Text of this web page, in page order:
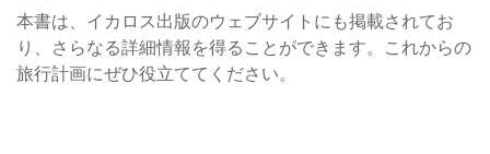
本書は、イカロス出版のウェブサイトにも掲載されてお
り、さらなる詳細情報を得ることができます。これからの
旅行計画にぜひ役立ててください。